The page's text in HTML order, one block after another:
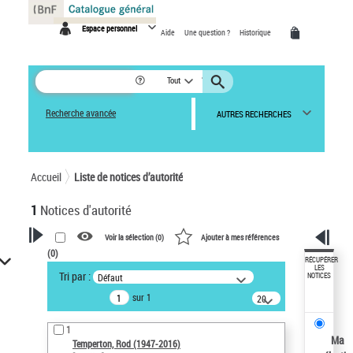
Espace personnel Aide Une question ? Historique
Tout
Recherche avancée AUTRES RECHERCHES
Accueil Liste de notices d’autorité
1 Notices d'autorité
VOTRE RECHERCHE
Recherche avancée dans les
notices d’autorité
Œuvres liées à l'auteur :
Temperton, Rod (1947-2016)
Voir la sélection (0) Ajouter à mes références
(0)
Tri par : Défaut
sur 1
20
résultats/page
1
Temperton, Rod (1947-2016)
RÉCUPÉRER
LES
NOTICES
Ma
Panneau de gestion des cookies